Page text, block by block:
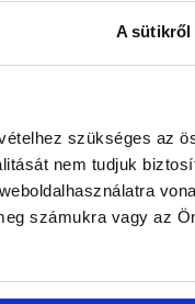
A sütikről
szükséges az
nem tudjuk
számukra vagy az